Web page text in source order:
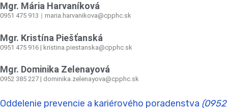
Mgr. Mária Harvaníková
0951 475 913 maria.harvanikova@cpphc.sk
Mgr. Kristína Piešťanská
0951 475 916 | kristina.piestanska@cpphc.sk
Mgr. Dominika Zelenayová
0952 385 227 | dominika.zelenayova@cpphc.sk
Oddelenie prevencie a kariérového poradenstva (0952